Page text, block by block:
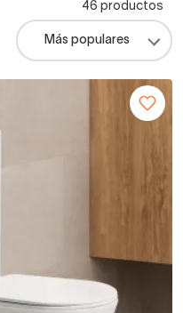
46 productos